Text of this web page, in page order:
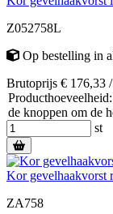
Z052758L
Op bestelling in
Brutoprijs € 176,33
de knoppen om de
st
Kor gevelhaakvorst
ZA758